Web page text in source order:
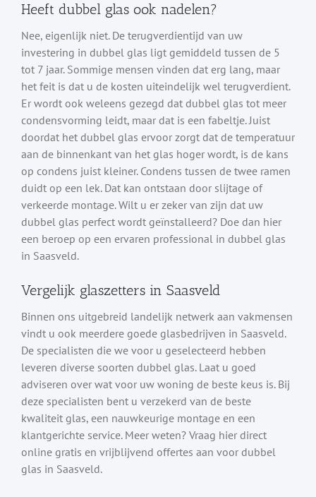
Heeft dubbel glas ook nadelen?
Nee, eigenlijk niet. De terugverdientijd van uw
investering in dubbel glas ligt gemiddeld tussen de 5
tot 7 jaar. Sommige mensen vinden dat erg lang, maar
het feit is dat u de kosten uiteindelijk wel terugverdient.
Er wordt ook weleens gezegd dat dubbel glas tot meer
condensvorming leidt, maar dat is een fabeltje. Juist
doordat het dubbel glas ervoor zorgt dat de temperatuur
aan de binnenkant van het glas hoger wordt, is de kans
op condens juist kleiner. Condens tussen de twee ramen
duidt op een lek. Dat kan ontstaan door slijtage of
verkeerde montage. Wilt u er zeker van zijn dat uw
dubbel glas perfect wordt geïnstalleerd? Doe dan hier
een beroep op een ervaren professional in dubbel glas
in Saasveld.
Vergelijk glaszetters in Saasveld
Binnen ons uitgebreid landelijk netwerk aan vakmensen
vindt u ook meerdere goede glasbedrijven in Saasveld.
De specialisten die we voor u geselecteerd hebben
leveren diverse soorten dubbel glas. Laat u goed
adviseren over wat voor uw woning de beste keus is. Bij
deze specialisten bent u verzekerd van de beste
kwaliteit glas, een nauwkeurige montage en een
klantgerichte service. Meer weten? Vraag hier direct
online gratis en vrijblijvend offertes aan voor dubbel
glas in Saasveld.